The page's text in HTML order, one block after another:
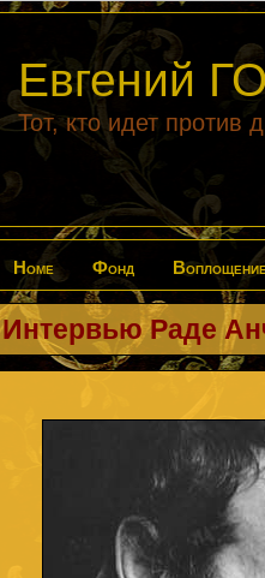
Евгений
Тот, кто идет против
Home Фонд
Интервью Раде